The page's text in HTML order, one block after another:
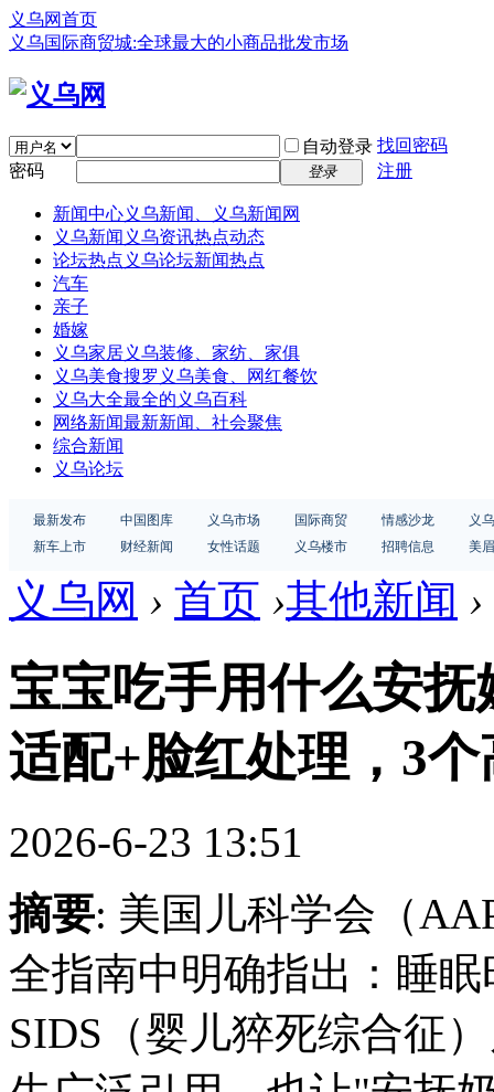
义乌网首页
义乌国际商贸城:全球最大的小商品批发市场
自动登录 找回密码
密码
登录 注册
新闻中心义乌新闻、义乌新闻网
义乌新闻 义乌资讯热点动态
论坛热点 义乌论坛新闻热点
汽车
亲子
婚嫁
义乌家居义乌装修、家纺、家俱
义乌美食搜罗义乌美食、网红餐饮
义乌大全最全的义乌百科
网络新闻最新新闻、社会聚焦
综合新闻
义乌论坛
最新发布 中国图库 义乌市场 国际商贸 情感沙龙
义
新车上市
财经新闻 女性话题 义乌楼市 招聘信息 美
义乌网 › 首页 ›其他新闻 ›
宝宝吃手用什么安
适配+脸红处理，3
2026-6-23 13:51
摘要: 美国儿科学会（
全指南中明确指出：睡
SIDS（婴儿猝死综合征